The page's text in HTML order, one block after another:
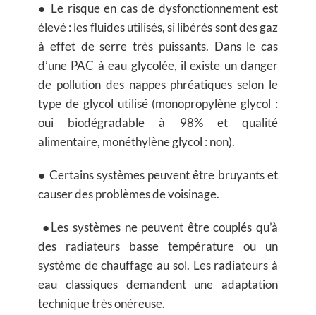
● Le risque en cas de dysfonctionnement est
élevé : les fluides utilisés, si libérés sont des gaz
à effet de serre très puissants. Dans le cas
d’une PAC à eau glycolée, il existe un danger
de pollution des nappes phréatiques selon le
type de glycol utilisé (monopropylène glycol :
oui biodégradable à 98% et qualité
alimentaire, monéthylène glycol : non).
● Certains systèmes peuvent être bruyants et
causer des problèmes de voisinage.
●Les systèmes ne peuvent être couplés qu’à
des radiateurs basse température ou un
système de chauffage au sol. Les radiateurs à
eau classiques demandent une adaptation
technique très onéreuse.